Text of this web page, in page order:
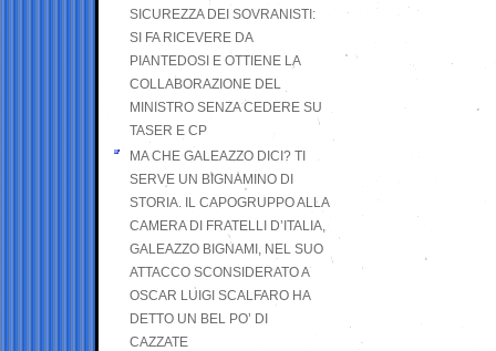
SICUREZZA DEI SOVRANISTI:
SI FA RICEVERE DA
PIANTEDOSI E OTTIENE LA
COLLABORAZIONE DEL
MINISTRO SENZA CEDERE SU
TASER E CP
MA CHE GALEAZZO DICI? TI
SERVE UN BIGNAMINO DI
STORIA. IL CAPOGRUPPO ALLA
CAMERA DI FRATELLI D’ITALIA,
GALEAZZO BIGNAMI, NEL SUO
ATTACCO SCONSIDERATO A
OSCAR LUIGI SCALFARO HA
DETTO UN BEL PO’ DI
CAZZATE